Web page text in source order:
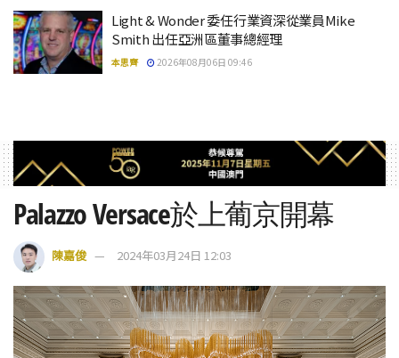
Light & Wonder 委任行業資深從業員Mike
Smith 出任亞洲區董事總經理
本思齊 2026年08月06日 09:46
Palazzo Versace於上葡京開幕
陳嘉俊 2024年03月24日 12:03